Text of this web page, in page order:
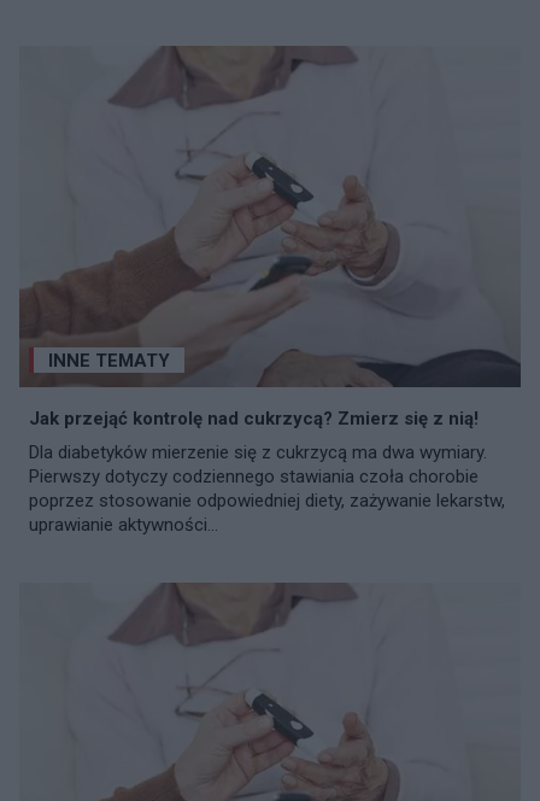
INNE TEMATY
Jak przejąć kontrolę nad cukrzycą? Zmierz się z nią!
Dla diabetyków mierzenie się z cukrzycą ma dwa wymiary.
Pierwszy dotyczy codziennego stawiania czoła chorobie
poprzez stosowanie odpowiedniej diety, zażywanie lekarstw,
uprawianie aktywności...